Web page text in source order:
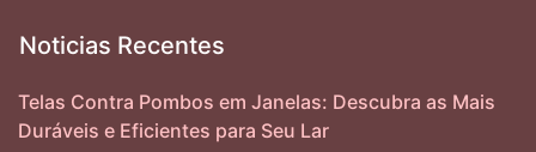
Noticias Recentes
Telas Contra Pombos em Janelas: Descubra as Mais
Duráveis e Eficientes para Seu Lar